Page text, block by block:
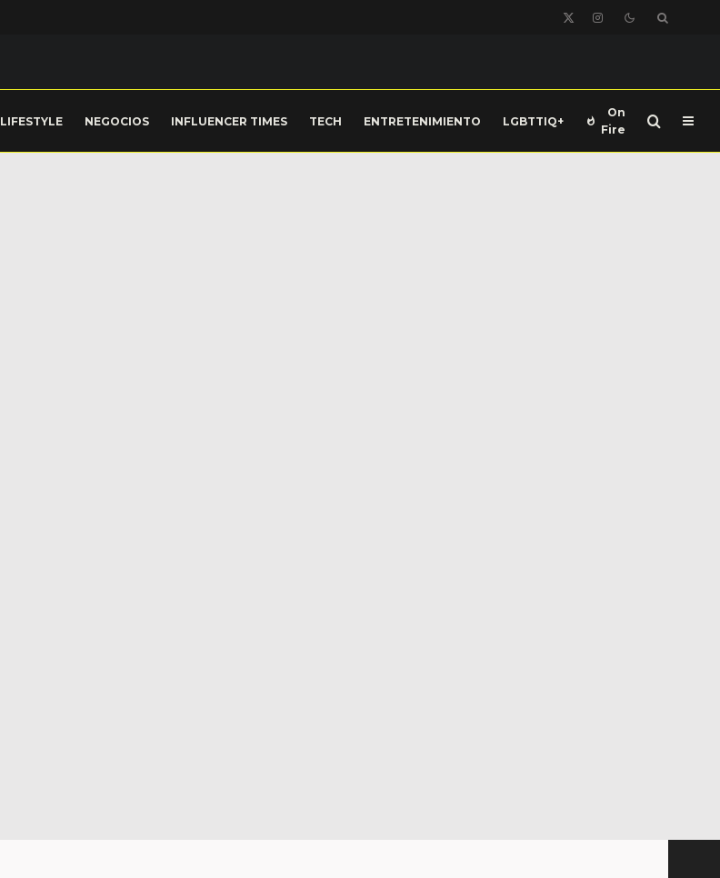
LIFESTYLE NEGOCIOS INFLUENCER TIMES TECH ENTRETENIMIENTO LGBTTIQ+
On
Fire